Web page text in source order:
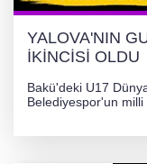
YALOVA'NIN
İKİNCİSİ OLDU
Bakü'deki U17
Belediyespor'un